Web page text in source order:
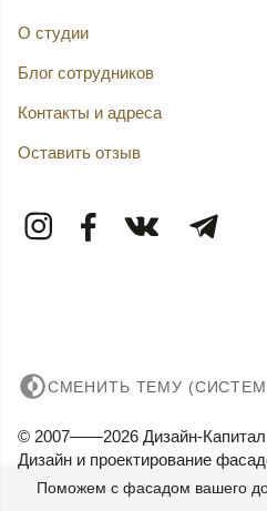
Поможем с фасадом вашего
О студии
Блог сотрудников
Контакты и адреса
Оставить отзыв
СМЕНИТЬ ТЕМУ
© 2007——2026 Дизайн-
Дизайн и проектирование
Конфиденциальность